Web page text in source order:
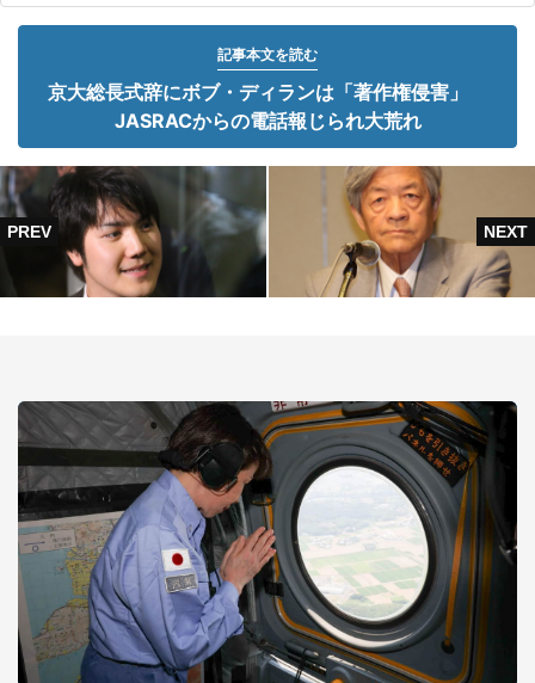
記事本文を読む
京大総長式辞にボブ・ディランは「著作権侵害」
JASRACからの電話報じられ大荒れ